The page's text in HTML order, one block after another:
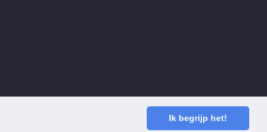
Ik begrijp het!